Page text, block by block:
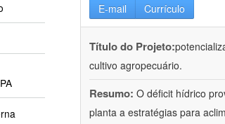
E-mail Currículo
Título do Projeto:
cultivo agropecuário.
Resumo: O déficit hídrico
planta a estratégias para